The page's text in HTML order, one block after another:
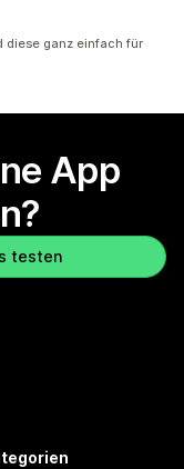
diese ganz einfach für
App
testen